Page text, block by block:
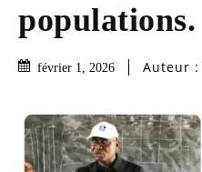
populations.
février 1, 2026 Auteur :